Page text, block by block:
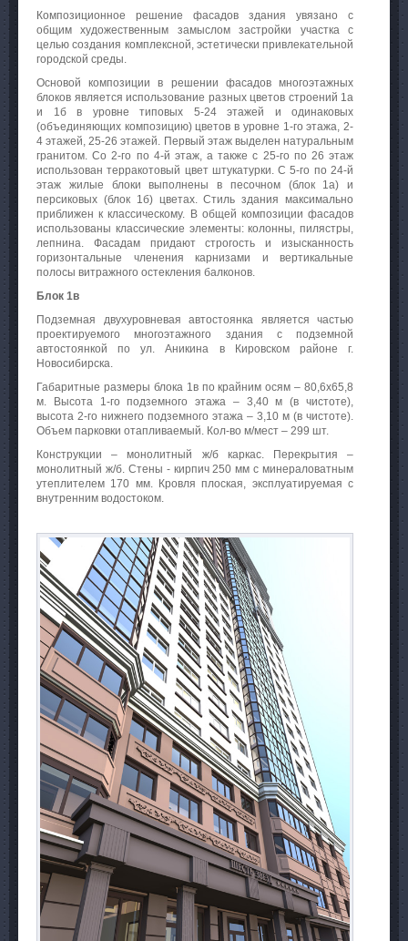
Композиционное решение фасадов здания увязано с
общим художественным замыслом застройки участка с
целью создания комплексной, эстетически привлекательной
городской среды.
Основой композиции в решении фасадов многоэтажных
блоков является использование разных цветов строений 1а
и 1б в уровне типовых 5-24 этажей и одинаковых
(объединяющих композицию) цветов в уровне 1-го этажа, 2-
4 этажей, 25-26 этажей. Первый этаж выделен натуральным
гранитом. Со 2-го по 4-й этаж, а также с 25-го по 26 этаж
использован терракотовый цвет штукатурки. С 5-го по 24-й
этаж жилые блоки выполнены в песочном (блок 1а) и
персиковых (блок 1б) цветах. Стиль здания максимально
приближен к классическому. В общей композиции фасадов
использованы классические элементы: колонны, пилястры,
лепнина. Фасадам придают строгость и изысканность
горизонтальные членения карнизами и вертикальные
полосы витражного остекления балконов.
Блок 1в
Подземная двухуровневая автостоянка является частью
проектируемого многоэтажного здания с подземной
автостоянкой по ул. Аникина в Кировском районе г.
Новосибирска.
Габаритные размеры блока 1в по крайним осям – 80,6х65,8
м. Высота 1-го подземного этажа – 3,40 м (в чистоте),
высота 2-го нижнего подземного этажа – 3,10 м (в чистоте).
Объем парковки отапливаемый. Кол-во м/мест – 299 шт.
Конструкции – монолитный ж/б каркас. Перекрытия –
монолитный ж/б. Стены - кирпич 250 мм с минераловатным
утеплителем 170 мм. Кровля плоская, эксплуатируемая с
внутренним водостоком.